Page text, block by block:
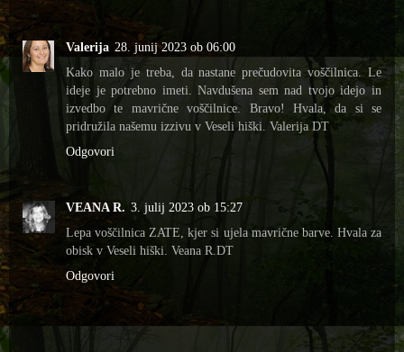
Valerija 28. junij 2023 ob 06:00
Kako malo je treba, da nastane prečudovita voščilnica. Le
ideje je potrebno imeti. Navdušena sem nad tvojo idejo in
izvedbo te mavrične voščilnice. Bravo! Hvala, da si se
pridružila našemu izzivu v Veseli hiški. Valerija DT
Odgovori
VEANA R. 3. julij 2023 ob 15:27
Lepa voščilnica ZATE, kjer si ujela mavrične barve. Hvala za
obisk v Veseli hiški. Veana R.DT
Odgovori